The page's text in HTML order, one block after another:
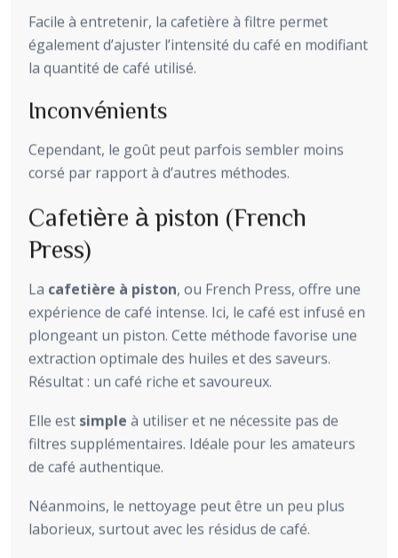
Facile à entretenir, la cafetière à filtre permet
également d’ajuster l’intensité du café en modifiant
la quantité de café utilisé.
Inconvénients
Cependant, le goût peut parfois sembler moins
corsé par rapport à d’autres méthodes.
Cafetière à piston (French
Press)
La cafetière à piston, ou French Press, offre une
expérience de café intense. Ici, le café est infusé en
plongeant un piston. Cette méthode favorise une
extraction optimale des huiles et des saveurs.
Résultat : un café riche et savoureux.
Elle est simple à utiliser et ne nécessite pas de
filtres supplémentaires. Idéale pour les amateurs
de café authentique.
Néanmoins, le nettoyage peut être un peu plus
laborieux, surtout avec les résidus de café.